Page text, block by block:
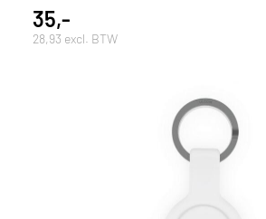
35,-
28,93 excl. BTW